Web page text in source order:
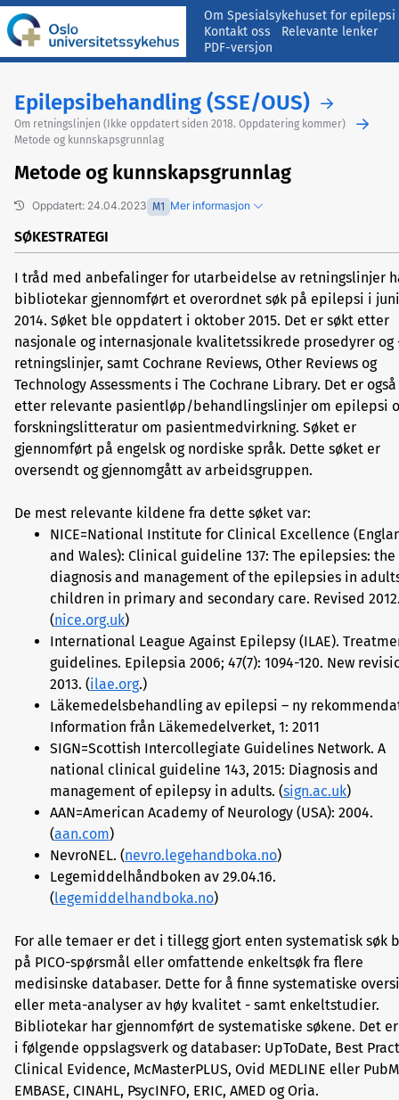
Om Spesialsykehuset for epilepsi
Kontakt oss
Relevante lenker
PDF-versjon
Epilepsibehandling (SSE/OUS)
Om retningslinjen (Ikke oppdatert siden 2018. Oppdatering kommer)
Metode og kunnskapsgrunnlag
Metode og kunnskapsgrunnlag
Oppdatert: 24.04.2023 M1 Mer informasjon
Tidligere versjoner
Foreslå endringer/gi kommentarer
SØKESTRATEGI
I tråd med anbefalinger for utarbeidelse av retningslinjer
bibliotekar gjennomført et overordnet søk på epilepsi i juni
2014. Søket ble oppdatert i oktober 2015. Det er søkt etter
nasjonale og internasjonale kvalitetssikrede prosedyrer og
retningslinjer, samt Cochrane Reviews, Other Reviews og
Technology Assessments i The Cochrane Library. Det er
etter relevante pasientløp/behandlingslinjer om epilepsi
forskningslitteratur om pasientmedvirkning. Søket er
gjennomført på engelsk og nordiske språk. Dette søket er
oversendt og gjennomgått av arbeidsgruppen.
De mest relevante kildene fra dette søket var:
NICE=National Institute for Clinical Excellence
and Wales): Clinical guideline 137: The epilepsies: the
diagnosis and management of the epilepsies in
children in primary and secondary care. Revised
(nice.org.uk)
International League Against Epilepsy (ILAE).
guidelines. Epilepsia 2006; 47(7): 1094-120. New
2013. (ilae.org.)
Läkemedelsbehandling av epilepsi – ny
Information från Läkemedelverket, 1: 2011
SIGN=Scottish Intercollegiate Guidelines Network. A
national clinical guideline 143, 2015: Diagnosis and
management of epilepsy in adults. (sign.ac.uk)
AAN=American Academy of Neurology (USA): 2004.
(aan.com)
NevroNEL. (nevro.legehandboka.no)
Legemiddelhåndboken av 29.04.16.
(legemiddelhandboka.no)
For alle temaer er det i tillegg gjort enten systematisk søk
på PICO-spørsmål eller omfattende enkeltsøk fra flere
medisinske databaser. Dette for å finne systematiske
eller meta-analyser av høy kvalitet - samt enkeltstudier.
Bibliotekar har gjennomført de systematiske søkene. Det
i følgende oppslagsverk og databaser: UpToDate, Best
Clinical Evidence, McMasterPLUS, Ovid MEDLINE eller
EMBASE, CINAHL, PsycINFO, ERIC, AMED og Oria.